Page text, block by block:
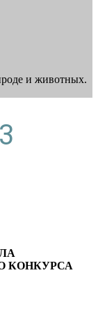
и животных.
КОНКУРСА